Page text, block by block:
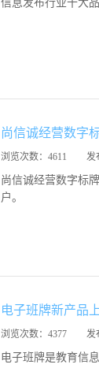
信息发布行业十大
尚信诚经营数字
浏览次数： 4611 发
尚信诚经营数字标
户。
电子班牌新产品
浏览次数： 4377 发
电子班牌是教育信